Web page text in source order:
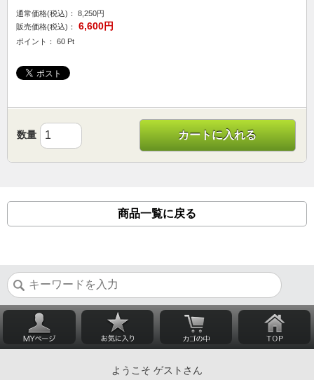
通常価格(税込)：
8,250円
販売価格(税込)：
6,600円
ポイント： 60 Pt
数量 カートに入れる
商品一覧に戻る
ようこそ ゲストさん